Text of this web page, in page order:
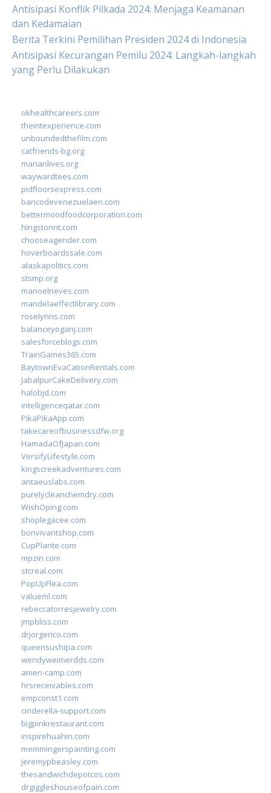
Antisipasi Konflik Pilkada 2024: Menjaga Keamanan
dan Kedamaian
Berita Terkini Pemilihan Presiden 2024 di Indonesia
Antisipasi Kecurangan Pemilu 2024: Langkah-langkah
yang Perlu Dilakukan
okhealthcareers.com
theintexperience.com
unboundedthefilm.com
catfriends-bg.org
marianlives.org
waywardtees.com
pidfloorsexpress.com
bancodevenezuelaen.com
bettermoodfoodcorporation.com
hingstonnt.com
chooseagender.com
hoverboardssale.com
alaskapolitics.com
stsmp.org
manoelneves.com
mandelaeffectlibrary.com
roselynns.com
balanceyoganj.com
salesforceblogs.com
TrainGames365.com
BaytownEvaCationRentals.com
JabalpurCakeDelivery.com
halobjd.com
intelligenceqatar.com
PikaPikaApp.com
takecareofbusinessdfw.org
HamadaOfJapan.com
VersifyLifestyle.com
kingscreekadventures.com
antaeuslabs.com
purelycleanchemdry.com
WishOping.com
shoplegacee.com
bonvivantshop.com
CupPlante.com
mpzin.com
stcreal.com
PopUpFlea.com
valueml.com
rebeccatorresjewelry.com
jmpbliss.com
drjorgerico.com
queensushipa.com
wendyweimerdds.com
ameri-camp.com
hrsreceivables.com
empconst1.com
cinderella-support.com
bigpinkrestaurant.com
inspirehuahin.com
memmingerspainting.com
jeremypbeasley.com
thesandwichdepotcos.com
drgiggleshouseofpain.com